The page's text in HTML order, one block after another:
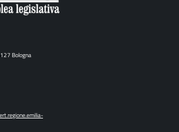
Bologna